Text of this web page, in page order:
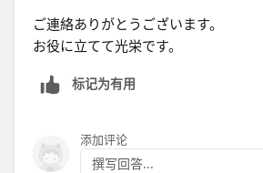
ご連絡ありがとうございます。
お役に立てて光栄です。
标记为有用
添加评论
撰写回答...